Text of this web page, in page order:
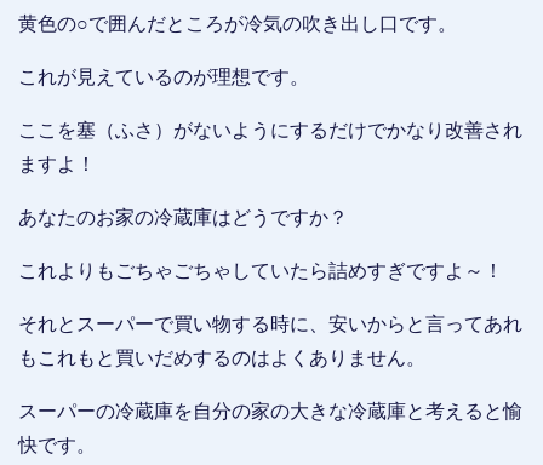
黄色の○で囲んだところが冷気の吹き出し口です。
これが見えているのが理想です。
ここを塞（ふさ）がないようにするだけでかなり改善され
ますよ！
あなたのお家の冷蔵庫はどうですか？
これよりもごちゃごちゃしていたら詰めすぎですよ～！
それとスーパーで買い物する時に、安いからと言ってあれ
もこれもと買いだめするのはよくありません。
スーパーの冷蔵庫を自分の家の大きな冷蔵庫と考えると愉
快です。